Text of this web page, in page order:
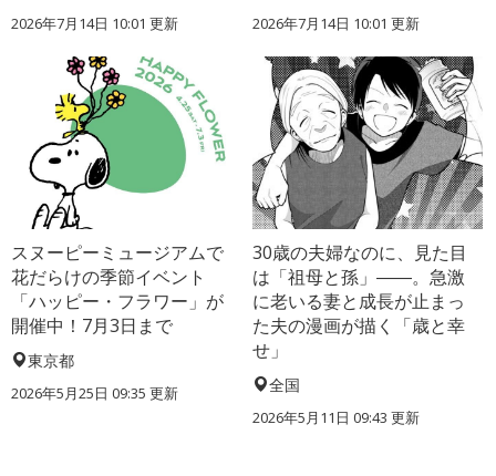
2026年7月14日 10:01 更新 2026年7月14日 10:01 更新
スヌーピーミュージアムで
花だらけの季節イベント
「ハッピー・フラワー」が
開催中！7月3日まで
東京都
2026年5月25日 09:35 更新
30歳の夫婦なのに、見た目
は「祖母と孫」――。急激
に老いる妻と成長が止まっ
た夫の漫画が描く「歳と幸
せ」
全国
2026年5月11日 09:43 更新